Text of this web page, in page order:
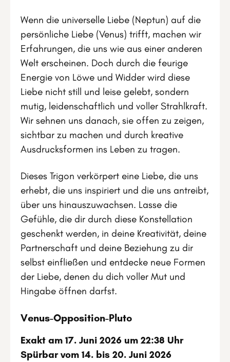
Wenn die universelle Liebe (Neptun) auf die
persönliche Liebe (Venus) trifft, machen wir
Erfahrungen, die uns wie aus einer anderen
Welt erscheinen. Doch durch die feurige
Energie von Löwe und Widder wird diese
Liebe nicht still und leise gelebt, sondern
mutig, leidenschaftlich und voller Strahlkraft.
Wir sehnen uns danach, sie offen zu zeigen,
sichtbar zu machen und durch kreative
Ausdrucksformen ins Leben zu tragen.
Dieses Trigon verkörpert eine Liebe, die uns
erhebt, die uns inspiriert und die uns antreibt,
über uns hinauszuwachsen. Lasse die
Gefühle, die dir durch diese Konstellation
geschenkt werden, in deine Kreativität, deine
Partnerschaft und deine Beziehung zu dir
selbst einfließen und entdecke neue Formen
der Liebe, denen du dich voller Mut und
Hingabe öffnen darfst.
Venus-Opposition-Pluto
Exakt am 17. Juni 2026 um 22:38 Uhr
Spürbar vom 14. bis 20. Juni 2026